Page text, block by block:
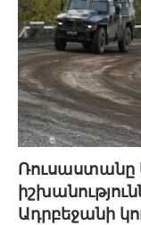
Ադրբեջանի